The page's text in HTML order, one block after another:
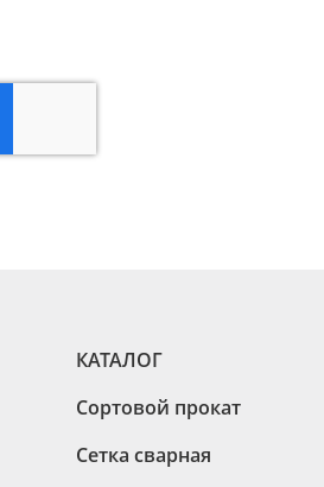
КАТАЛОГ
Сортовой прокат
Сетка сварная